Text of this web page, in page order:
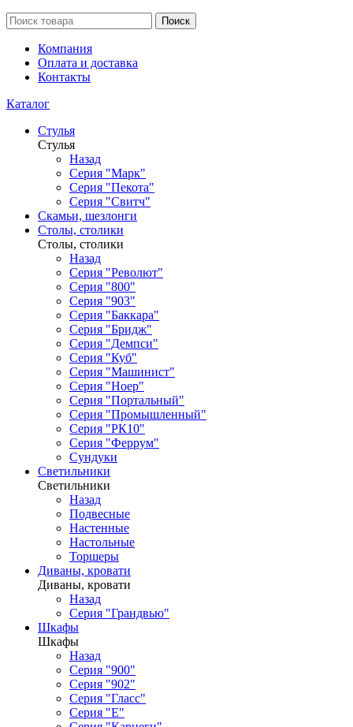
Поиск
Компания
Оплата и доставка
Контакты
Каталог
Стулья
Стулья
Назад
Серия "Марк"
Серия "Пекота"
Серия "Свитч"
Скамьи, шезлонги
Столы, столики
Столы, столики
Назад
Серия "Револют"
Серия "800"
Серия "903"
Серия "Баккара"
Серия "Бридж"
Серия "Демпси"
Серия "Куб"
Серия "Машинист"
Серия "Ноер"
Серия "Портальный"
Серия "Промышленный"
Серия "РК10"
Серия "Феррум"
Сундуки
Светильники
Светильники
Назад
Подвесные
Настенные
Настольные
Торшеры
Диваны, кровати
Диваны, кровати
Назад
Серия "Грандвью"
Шкафы
Шкафы
Назад
Серия "900"
Серия "902"
Серия "Гласс"
Серия "Е"